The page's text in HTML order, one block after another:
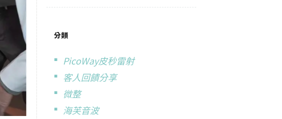
分類
PicoWay皮秒雷射
客人回饋分享
微整
海芙音波